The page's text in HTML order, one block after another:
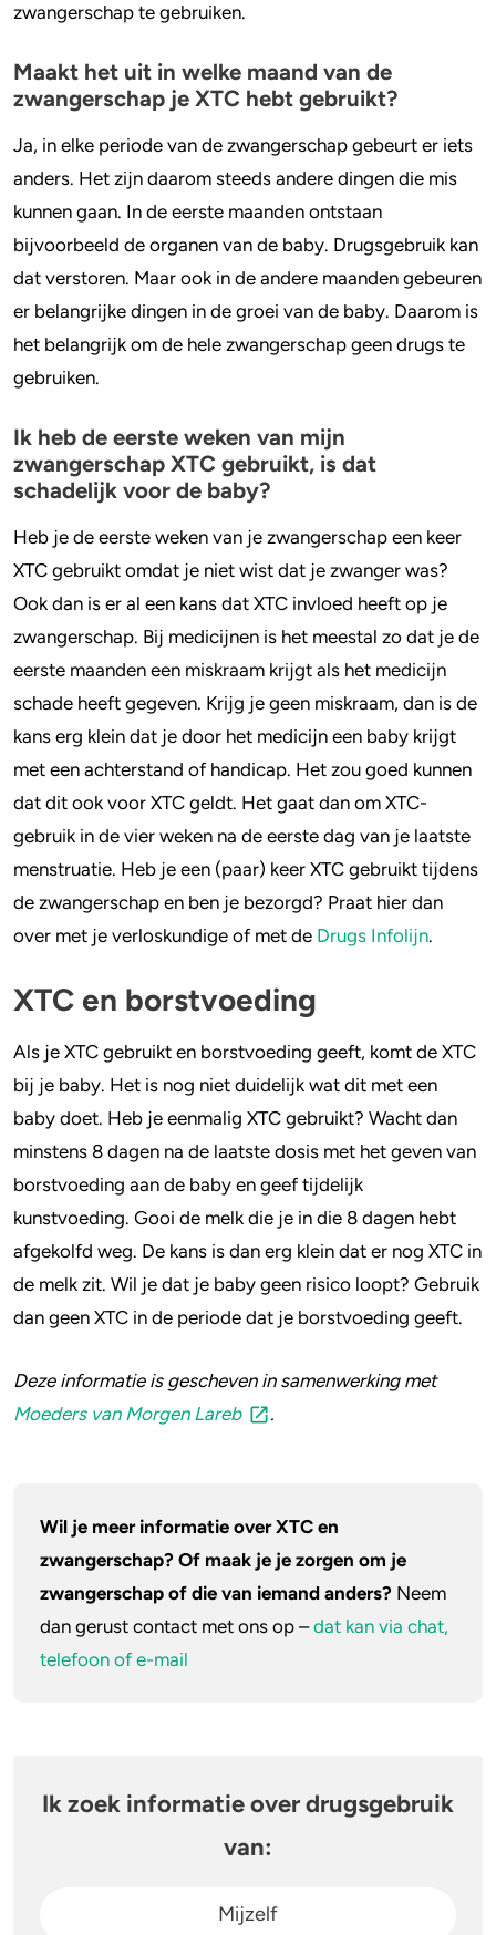
zwangerschap te gebruiken.
Maakt het uit in welke maand van de
zwangerschap je XTC hebt gebruikt?
Ja, in elke periode van de zwangerschap gebeurt er iets
anders. Het zijn daarom steeds andere dingen die mis
kunnen gaan. In de eerste maanden ontstaan
bijvoorbeeld de organen van de baby. Drugsgebruik kan
dat verstoren. Maar ook in de andere maanden gebeuren
er belangrijke dingen in de groei van de baby. Daarom is
het belangrijk om de hele zwangerschap geen drugs te
gebruiken.
Ik heb de eerste weken van mijn
zwangerschap XTC gebruikt, is dat
schadelijk voor de baby?
Heb je de eerste weken van je zwangerschap een keer
XTC gebruikt omdat je niet wist dat je zwanger was?
Ook dan is er al een kans dat XTC invloed heeft op je
zwangerschap. Bij medicijnen is het meestal zo dat je de
eerste maanden een miskraam krijgt als het medicijn
schade heeft gegeven. Krijg je geen miskraam, dan is de
kans erg klein dat je door het medicijn een baby krijgt
met een achterstand of handicap. Het zou goed kunnen
dat dit ook voor XTC geldt. Het gaat dan om XTC-
gebruik in de vier weken na de eerste dag van je laatste
menstruatie. Heb je een (paar) keer XTC gebruikt tijdens
de zwangerschap en ben je bezorgd? Praat hier dan
over met je verloskundige of met de Drugs Infolijn.
XTC en borstvoeding
Als je XTC gebruikt en borstvoeding geeft, komt de XTC
bij je baby. Het is nog niet duidelijk wat dit met een
baby doet. Heb je eenmalig XTC gebruikt? Wacht dan
minstens 8 dagen na de laatste dosis met het geven van
borstvoeding aan de baby en geef tijdelijk
kunstvoeding. Gooi de melk die je in die 8 dagen hebt
afgekolfd weg. De kans is dan erg klein dat er nog XTC in
de melk zit. Wil je dat je baby geen risico loopt? Gebruik
dan geen XTC in de periode dat je borstvoeding geeft.
Deze informatie is gescheven in samenwerking met
Moeders van Morgen Lareb
.
Wil je meer informatie over XTC en
zwangerschap? Of maak je je zorgen om je
zwangerschap of die van iemand anders? Neem
dan gerust contact met ons op –dat kan via chat,
telefoon of e-mail
Ik zoek informatie over drugsgebruik
van:
Mijzelf